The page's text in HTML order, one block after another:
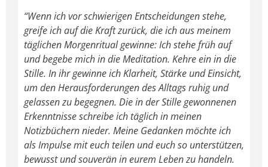
“Wenn ich vor schwierigen Entscheidungen stehe,
greife ich auf die Kraft zurück, die ich aus meinem
täglichen Morgenritual gewinne: Ich stehe früh auf
und begebe mich in die Meditation. Kehre ein in die
Stille. In ihr gewinne ich Klarheit, Stärke und Einsicht,
um den Herausforderungen des Alltags ruhig und
gelassen zu begegnen. Die in der Stille gewonnenen
Erkenntnisse schreibe ich täglich in meinen
Notizbüchern nieder. Meine Gedanken möchte ich
als Impulse mit euch teilen und euch so unterstützen,
bewusst und souverän in eurem Leben zu handeln.